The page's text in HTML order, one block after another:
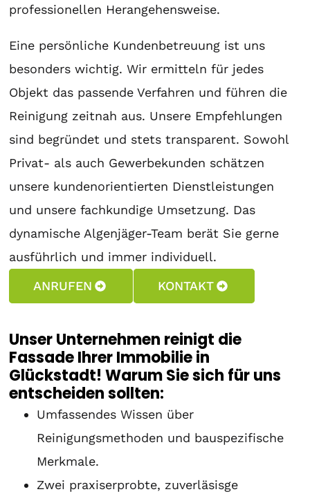
professionellen Herangehensweise.
Eine persönliche Kundenbetreuung ist uns
besonders wichtig. Wir ermitteln für jedes
Objekt das passende Verfahren und führen die
Reinigung zeitnah aus. Unsere Empfehlungen
sind begründet und stets transparent. Sowohl
Privat- als auch Gewerbekunden schätzen
unsere kundenorientierten Dienstleistungen
und unsere fachkundige Umsetzung. Das
dynamische Algenjäger-Team berät Sie gerne
ausführlich und immer individuell.
ANRUFEN
KONTAKT
Unser Unternehmen reinigt die
Fassade Ihrer Immobilie in
Glückstadt! Warum Sie sich für uns
entscheiden sollten:
Umfassendes Wissen über
Reinigungsmethoden und bauspezifische
Merkmale.
Zwei praxiserprobte, zuverläsisge